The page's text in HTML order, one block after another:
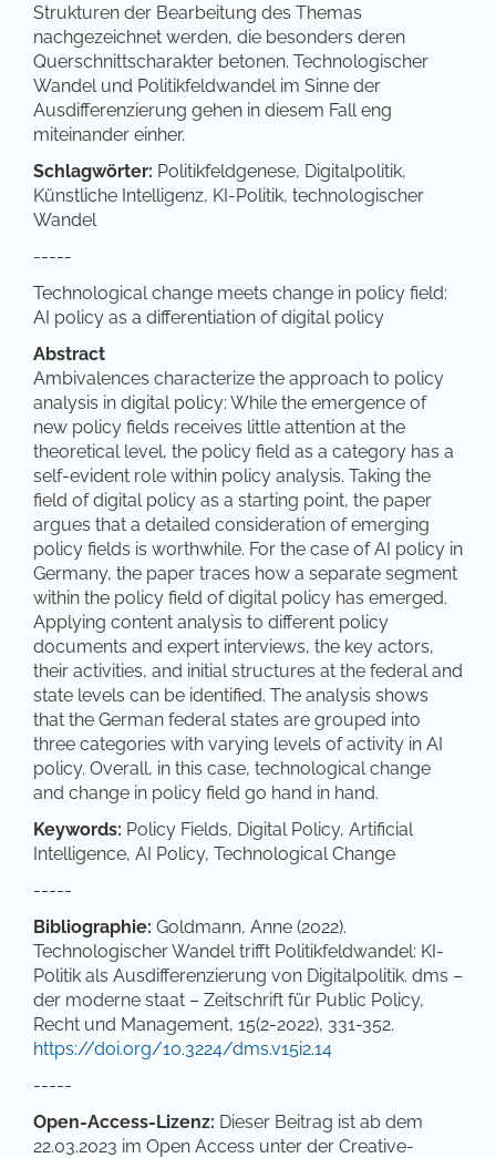
Strukturen der Bearbeitung des Themas
nachgezeichnet werden, die besonders deren
Querschnittscharakter betonen. Technologischer
Wandel und Politikfeldwandel im Sinne der
Ausdifferenzierung gehen in diesem Fall eng
miteinander einher.
Schlagwörter: Politikfeldgenese, Digitalpolitik,
Künstliche Intelligenz, KI-Politik, technologischer
Wandel
-----
Technological change meets change in policy field:
AI policy as a differentiation of digital policy
Abstract
Ambivalences characterize the approach to policy
analysis in digital policy: While the emergence of
new policy fields receives little attention at the
theoretical level, the policy field as a category has a
self-evident role within policy analysis. Taking the
field of digital policy as a starting point, the paper
argues that a detailed consideration of emerging
policy fields is worthwhile. For the case of AI policy in
Germany, the paper traces how a separate segment
within the policy field of digital policy has emerged.
Applying content analysis to different policy
documents and expert interviews, the key actors,
their activities, and initial structures at the federal and
state levels can be identified. The analysis shows
that the German federal states are grouped into
three categories with varying levels of activity in AI
policy. Overall, in this case, technological change
and change in policy field go hand in hand.
Keywords: Policy Fields, Digital Policy, Artificial
Intelligence, AI Policy, Technological Change
-----
Bibliographie: Goldmann, Anne (2022).
Technologischer Wandel trifft Politikfeldwandel: KI-
Politik als Ausdifferenzierung von Digitalpolitik. dms –
der moderne staat – Zeitschrift für Public Policy,
Recht und Management, 15(2-2022), 331-352.
https://doi.org/10.3224/dms.v15i2.14
-----
Open-Access-Lizenz: Dieser Beitrag ist ab dem
22.03.2023 im Open Access unter der Creative-